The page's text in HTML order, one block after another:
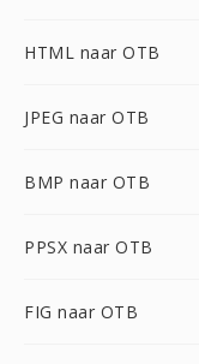
HTML naar OTB
JPEG naar OTB
BMP naar OTB
PPSX naar OTB
FIG naar OTB